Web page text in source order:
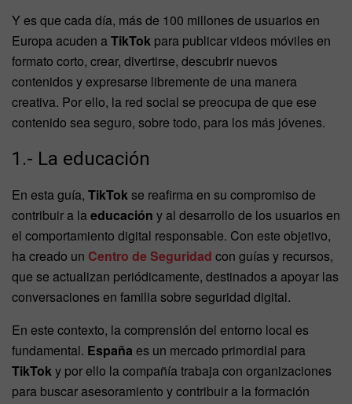
Y es que cada día, más de 100 millones de usuarios en
Europa acuden aTikTok para publicar videos móviles en
formato corto, crear, divertirse, descubrir nuevos
contenidos y expresarse libremente de una manera
creativa. Por ello, la red social se preocupa de que ese
contenido sea seguro, sobre todo, para los más jóvenes.
1.- La educación
En esta guía, TikTokse reafirma en su compromiso de
contribuir a laeducación y al desarrollo de los usuarios en
el comportamiento digital responsable. Con este objetivo,
ha creado un Centro de Seguridad con guías y recursos,
que se actualizan periódicamente, destinados a apoyar las
conversaciones en familia sobre seguridad digital.
En este contexto, la comprensión del entorno local es
fundamental. España es un mercado primordial para
TikToky por ello la compañía trabaja con organizaciones
para buscar asesoramiento y contribuir a la formación